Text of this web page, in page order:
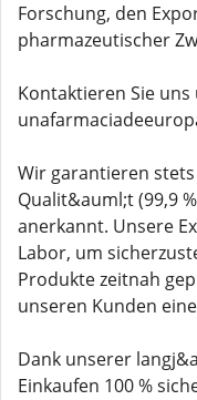
Forschung, den
pharmazeutischer
Kontaktieren Sie uns
Wir garantieren
Qualit&auml;t (99,9
anerkannt. Unsere
Labor, um
Produkte zeitnah
unseren Kunden
Dank unserer
Einkaufen 100 %